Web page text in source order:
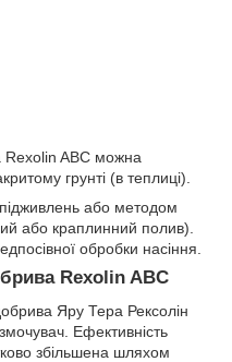
Rexolin ABC можна
грунті (в теплиці).
або методом
або краплинний полив).
обробки насіння.
Rexolin ABC
Яру Тера Рексолін
Ефективність
збільшена шляхом